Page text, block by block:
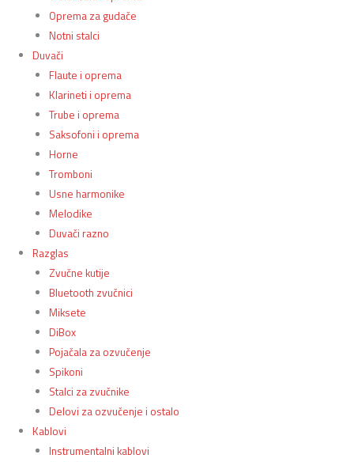
Oprema za gudače
Notni stalci
Duvači
Flaute i oprema
Klarineti i oprema
Trube i oprema
Saksofoni i oprema
Horne
Tromboni
Usne harmonike
Melodike
Duvači razno
Razglas
Zvučne kutije
Bluetooth zvučnici
Miksete
DiBox
Pojačala za ozvučenje
Spikoni
Stalci za zvučnike
Delovi za ozvučenje i ostalo
Kablovi
Instrumentalni kablovi